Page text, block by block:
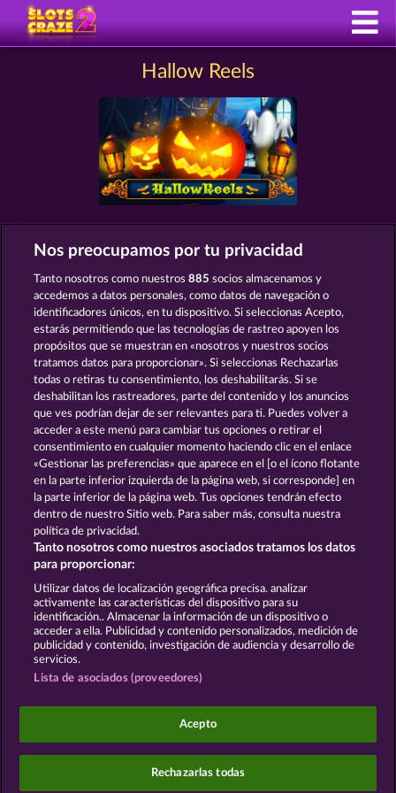
Hallow Reels
MÁQUINAS TRAGAPERRAS COMO
HALLOW REELS
SNEGUROCHKA
Términos y condiciones
Declaración de privacidad
Empresa
Enviar solicitud de desistimiento
Los juegos de casino social están pensados
exclusivamente para el ocio y no influyen en la
juego con dinero real.
©2026 Whow Games GmbH
Nos preocupamos por tu privacidad
Tanto nosotros como nuestros885 socios almacenamos y
accedemos a datos personales, como datos de navegación o
identificadores únicos, en tu dispositivo. Si seleccionas Acepto,
estarás permitiendo que las tecnologías de rastreo apoyen los
propósitos que se muestran en «nosotros y nuestros socios
tratamos datos para proporcionar». Si seleccionas Rechazarlas
todas o retiras tu consentimiento, los deshabilitarás. Si se
deshabilitan los rastreadores, parte del contenido y los anuncios
que ves podrían dejar de ser relevantes para ti. Puedes volver a
acceder a este menú para cambiar tus opciones o retirar el
consentimiento en cualquier momento haciendo clic en el enlace
«Gestionar las preferencias» que aparece en el [o el ícono flotante
en la parte inferior izquierda de la página web, si corresponde] en
la parte inferior de la página web. Tus opciones tendrán efecto
dentro de nuestro Sitio web. Para saber más, consulta nuestra
política de privacidad.
Tanto nosotros como nuestros asociados tratamos los datos
para proporcionar:
Utilizar datos de localización geográfica precisa. analizar
activamente las características del dispositivo para su
identificación.. Almacenar la información de un dispositivo o
acceder a ella. Publicidad y contenido personalizados, medición de
publicidad y contenido, investigación de audiencia y desarrollo de
servicios.
Lista de asociados (proveedores)
Acepto
Rechazarlas todas